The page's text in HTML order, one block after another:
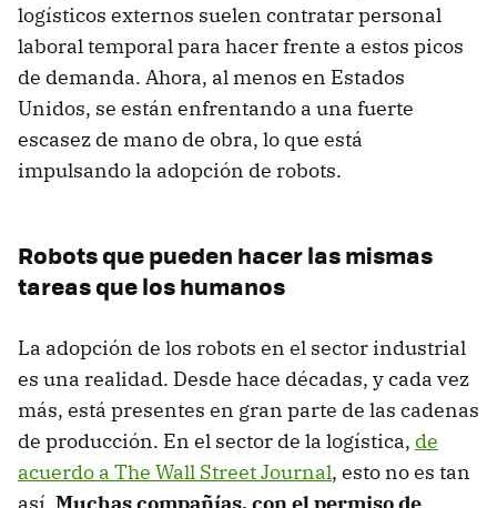
logísticos externos suelen contratar personal
laboral temporal para hacer frente a estos picos
de demanda. Ahora, al menos en Estados
Unidos, se están enfrentando a una fuerte
escasez de mano de obra, lo que está
impulsando la adopción de robots.
Robots que pueden hacer las mismas
tareas que los humanos
La adopción de los robots en el sector industrial
es una realidad. Desde hace décadas, y cada vez
más, está presentes en gran parte de las cadenas
de producción. En el sector de la logística, de
acuerdo a The Wall Street Journal, esto no es tan
así. Muchas compañías, con el permiso de